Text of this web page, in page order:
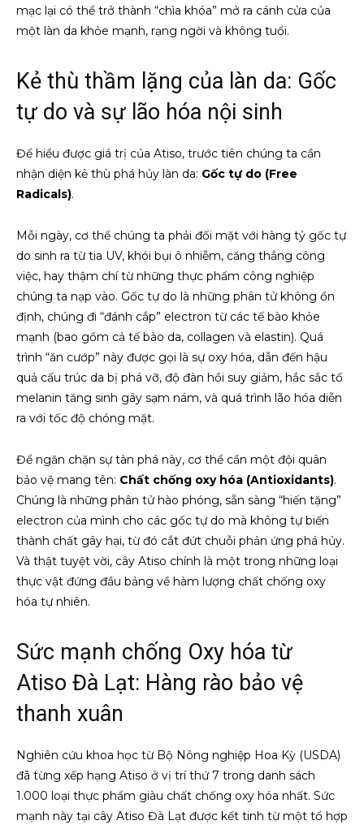
mạc lại có thể trở thành “chìa khóa” mở ra cánh cửa của
một làn da khỏe mạnh, rạng ngời và không tuổi.
Kẻ thù thầm lặng của làn da: Gốc
tự do và sự lão hóa nội sinh
Để hiểu được giá trị của Atiso, trước tiên chúng ta cần
nhận diện kẻ thù phá hủy làn da: Gốc tự do (Free
Radicals).
Mỗi ngày, cơ thể chúng ta phải đối mặt với hàng tỷ gốc tự
do sinh ra từ tia UV, khói bụi ô nhiễm, căng thẳng công
việc, hay thậm chí từ những thực phẩm công nghiệp
chúng ta nạp vào. Gốc tự do là những phân tử không ổn
định, chúng đi “đánh cắp” electron từ các tế bào khỏe
mạnh (bao gồm cả tế bào da, collagen và elastin). Quá
trình “ăn cướp” này được gọi là sự oxy hóa, dẫn đến hậu
quả cấu trúc da bị phá vỡ, độ đàn hồi suy giảm, hắc sắc tố
melanin tăng sinh gây sạm nám, và quá trình lão hóa diễn
ra với tốc độ chóng mặt.
Để ngăn chặn sự tàn phá này, cơ thể cần một đội quân
bảo vệ mang tên: Chất chống oxy hóa (Antioxidants).
Chúng là những phân tử hào phóng, sẵn sàng “hiến tặng”
electron của mình cho các gốc tự do mà không tự biến
thành chất gây hại, từ đó cắt đứt chuỗi phản ứng phá hủy.
Và thật tuyệt vời, cây Atiso chính là một trong những loại
thực vật đứng đầu bảng về hàm lượng chất chống oxy
hóa tự nhiên.
Sức mạnh chống Oxy hóa từ
Atiso Đà Lạt: Hàng rào bảo vệ
thanh xuân
Nghiên cứu khoa học từ Bộ Nông nghiệp Hoa Kỳ (USDA)
đã từng xếp hạng Atiso ở vị trí thứ 7 trong danh sách
1.000 loại thực phẩm giàu chất chống oxy hóa nhất. Sức
mạnh này tại cây Atiso Đà Lạt được kết tinh từ một tổ hợp